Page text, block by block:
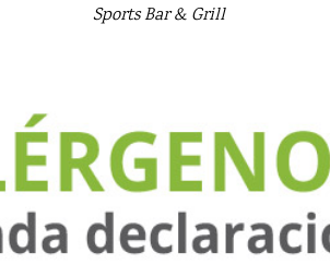
Sports Bar & Grill